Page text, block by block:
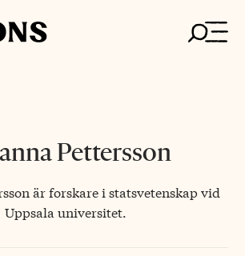
Pettersson
är forskare i statsvetenskap vid
Uppsala universitet.